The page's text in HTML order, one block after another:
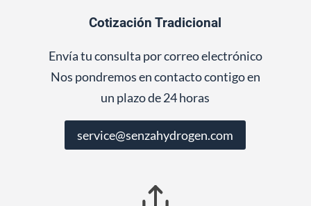
Cotización Tradicional
Envía tu consulta por correo electrónico
Nos pondremos en contacto contigo en
un plazo de 24 horas
service@senzahydrogen.com